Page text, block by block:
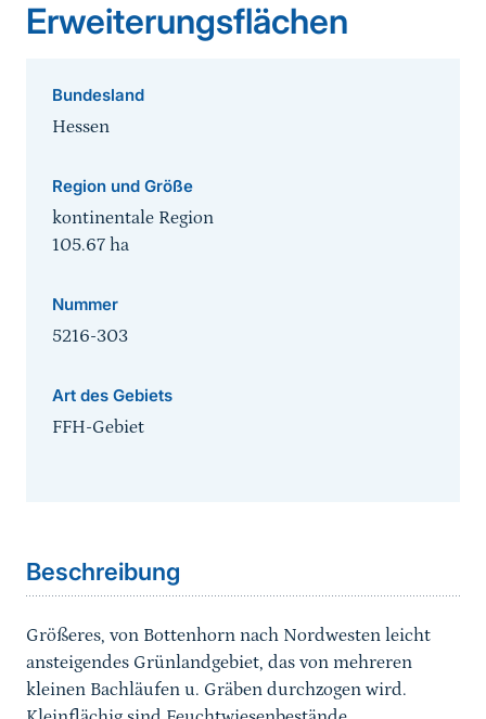
Erweiterungsflächen
Bundesland
Hessen
Region und Größe
kontinentale Region
105.67 ha
Nummer
5216-303
Art des Gebiets
FFH-Gebiet
Beschreibung
Größeres, von Bottenhorn nach Nordwesten leicht
ansteigendes Grünlandgebiet, das von mehreren
kleinen Bachläufen u. Gräben durchzogen wird.